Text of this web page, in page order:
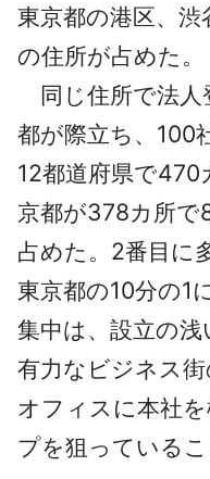
東京都の港区、
の住所が占めた。
同じ住所で法人
都が際立ち、100
12都道府県で
京都が378カ所で
占めた。2番目に
東京都の10分の1
集中は、設立の浅
有力なビジネス
オフィスに本社
プを狙っている